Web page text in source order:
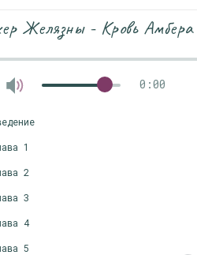
Желязны - Кровь Амбера
0:00
1
2
3
4
5